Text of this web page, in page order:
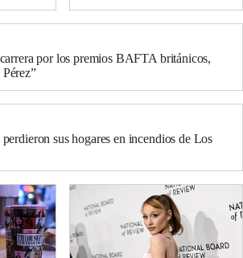
por los premios BAFTA británicos,
sus hogares en incendios de Los